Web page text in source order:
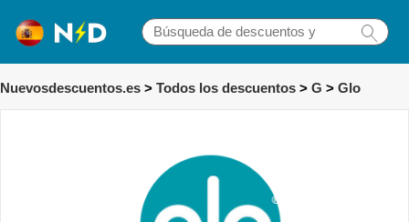
Nuevosdescuentos.es > Todos los descuentos > G > Glo